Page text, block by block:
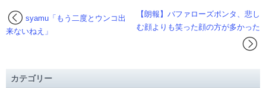
【朗報】バファローズポンタ、悲し
む顔よりも笑った顔の方が多かった
syamu「もう二度とウンコ出
来ないねえ」
カテゴリー